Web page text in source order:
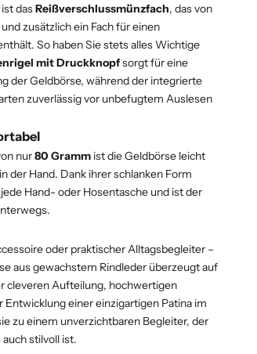
ist dasReißverschlussmünzfach, das von
zusätzlich ein Fach für einen
So haben Sie stets alles Wichtige
mit Druckknopfsorgt für eine
der Geldbörse, während der integrierte
zuverlässig vor unbefugtem Auslesen
nur80 Gramm ist die Geldbörse leicht
der Hand. Dank ihrer schlanken Form
Hand- oder Hosentasche und ist der
oder praktischer Alltagsbegleiter –
aus gewachstem Rindleder überzeugt auf
cleveren Aufteilung, hochwertigen
Entwicklung einer einzigartigen Patina im
zu einem unverzichtbaren Begleiter, der
stilvoll ist.